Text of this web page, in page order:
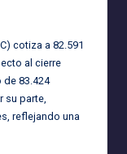
cotiza a 82.591
al cierre
de 83.424
su parte,
reflejando una